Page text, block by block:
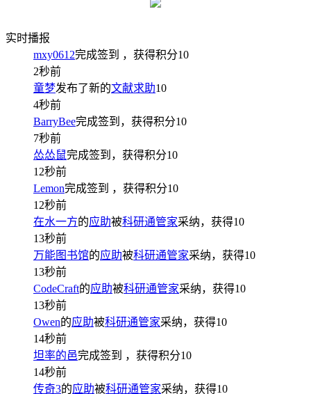
实时播报
mxy0612完成签到 ，获得积分10
2秒前
童梦发布了新的文献求助10
4秒前
BarryBee完成签到，获得积分10
7秒前
怂怂鼠完成签到，获得积分10
12秒前
Lemon完成签到 ，获得积分10
12秒前
在水一方的应助被科研通管家采纳，获得10
13秒前
万能图书馆的应助被科研通管家采纳，获得10
13秒前
CodeCraft的应助被科研通管家采纳，获得10
13秒前
Owen的应助被科研通管家采纳，获得10
14秒前
坦率的邑完成签到 ，获得积分10
14秒前
传奇3的应助被科研通管家采纳，获得10